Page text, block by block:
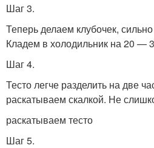
Шаг 3.
Теперь делаем клубочек,
Кладем в холодильник на 20 —
Шаг 4.
Тесто легче разделить на две
раскатываем скалкой. Не
раскатываем тесто
Шаг 5.